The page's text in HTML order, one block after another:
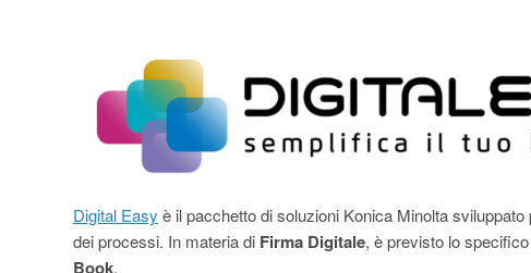
Digital Easy è il pacchetto di soluzioni Konica Minolta
dei processi. In materia di Firma Digitale, è previsto lo specifico
Book.